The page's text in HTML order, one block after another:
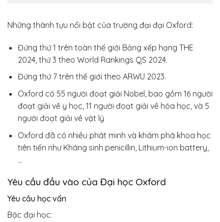
Những thành tựu nổi bật của trường đại đại Oxford:
Đứng thứ 1 trên toàn thế giới Bảng xếp hạng THE
2024, thứ 3 theo World Rankings QS 2024.
Đứng thứ 7 trên thế giới theo ARWU 2023.
Oxford có 55 người đoạt giải Nobel, bao gồm 16 người
đoạt giải về y học, 11 người đoạt giải về hóa học, và 5
người đoạt giải về vật lý
Oxford đã có nhiều phát minh và khám phá khoa học
tiên tiến như Kháng sinh penicillin, Lithium-ion battery,
…
Yêu cầu đầu vào của Đại học Oxford
Yêu cầu học vấn
Bậc đại học: